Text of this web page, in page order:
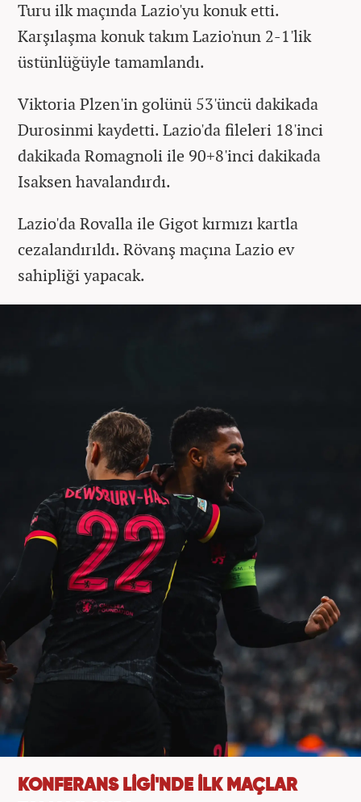
Turu ilk maçında Lazio'yu konuk etti.
Karşılaşma konuk takım Lazio'nun 2-1'lik
üstünlüğüyle tamamlandı.
Viktoria Plzen'in golünü 53'üncü dakikada
Durosinmi kaydetti. Lazio'da fileleri 18'inci
dakikada Romagnoli ile 90+8'inci dakikada
Isaksen havalandırdı.
Lazio'da Rovalla ile Gigot kırmızı kartla
cezalandırıldı. Rövanş maçına Lazio ev
sahipliği yapacak.
KONFERANS LİGİ'NDE İLK MAÇLAR